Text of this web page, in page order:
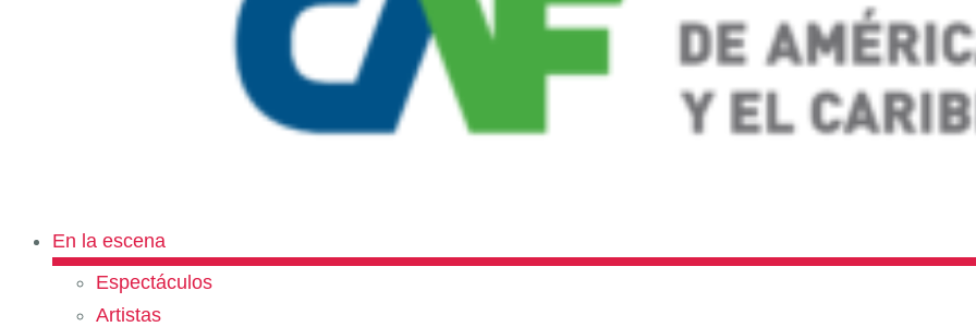
En la escena
Espectáculos
Artistas